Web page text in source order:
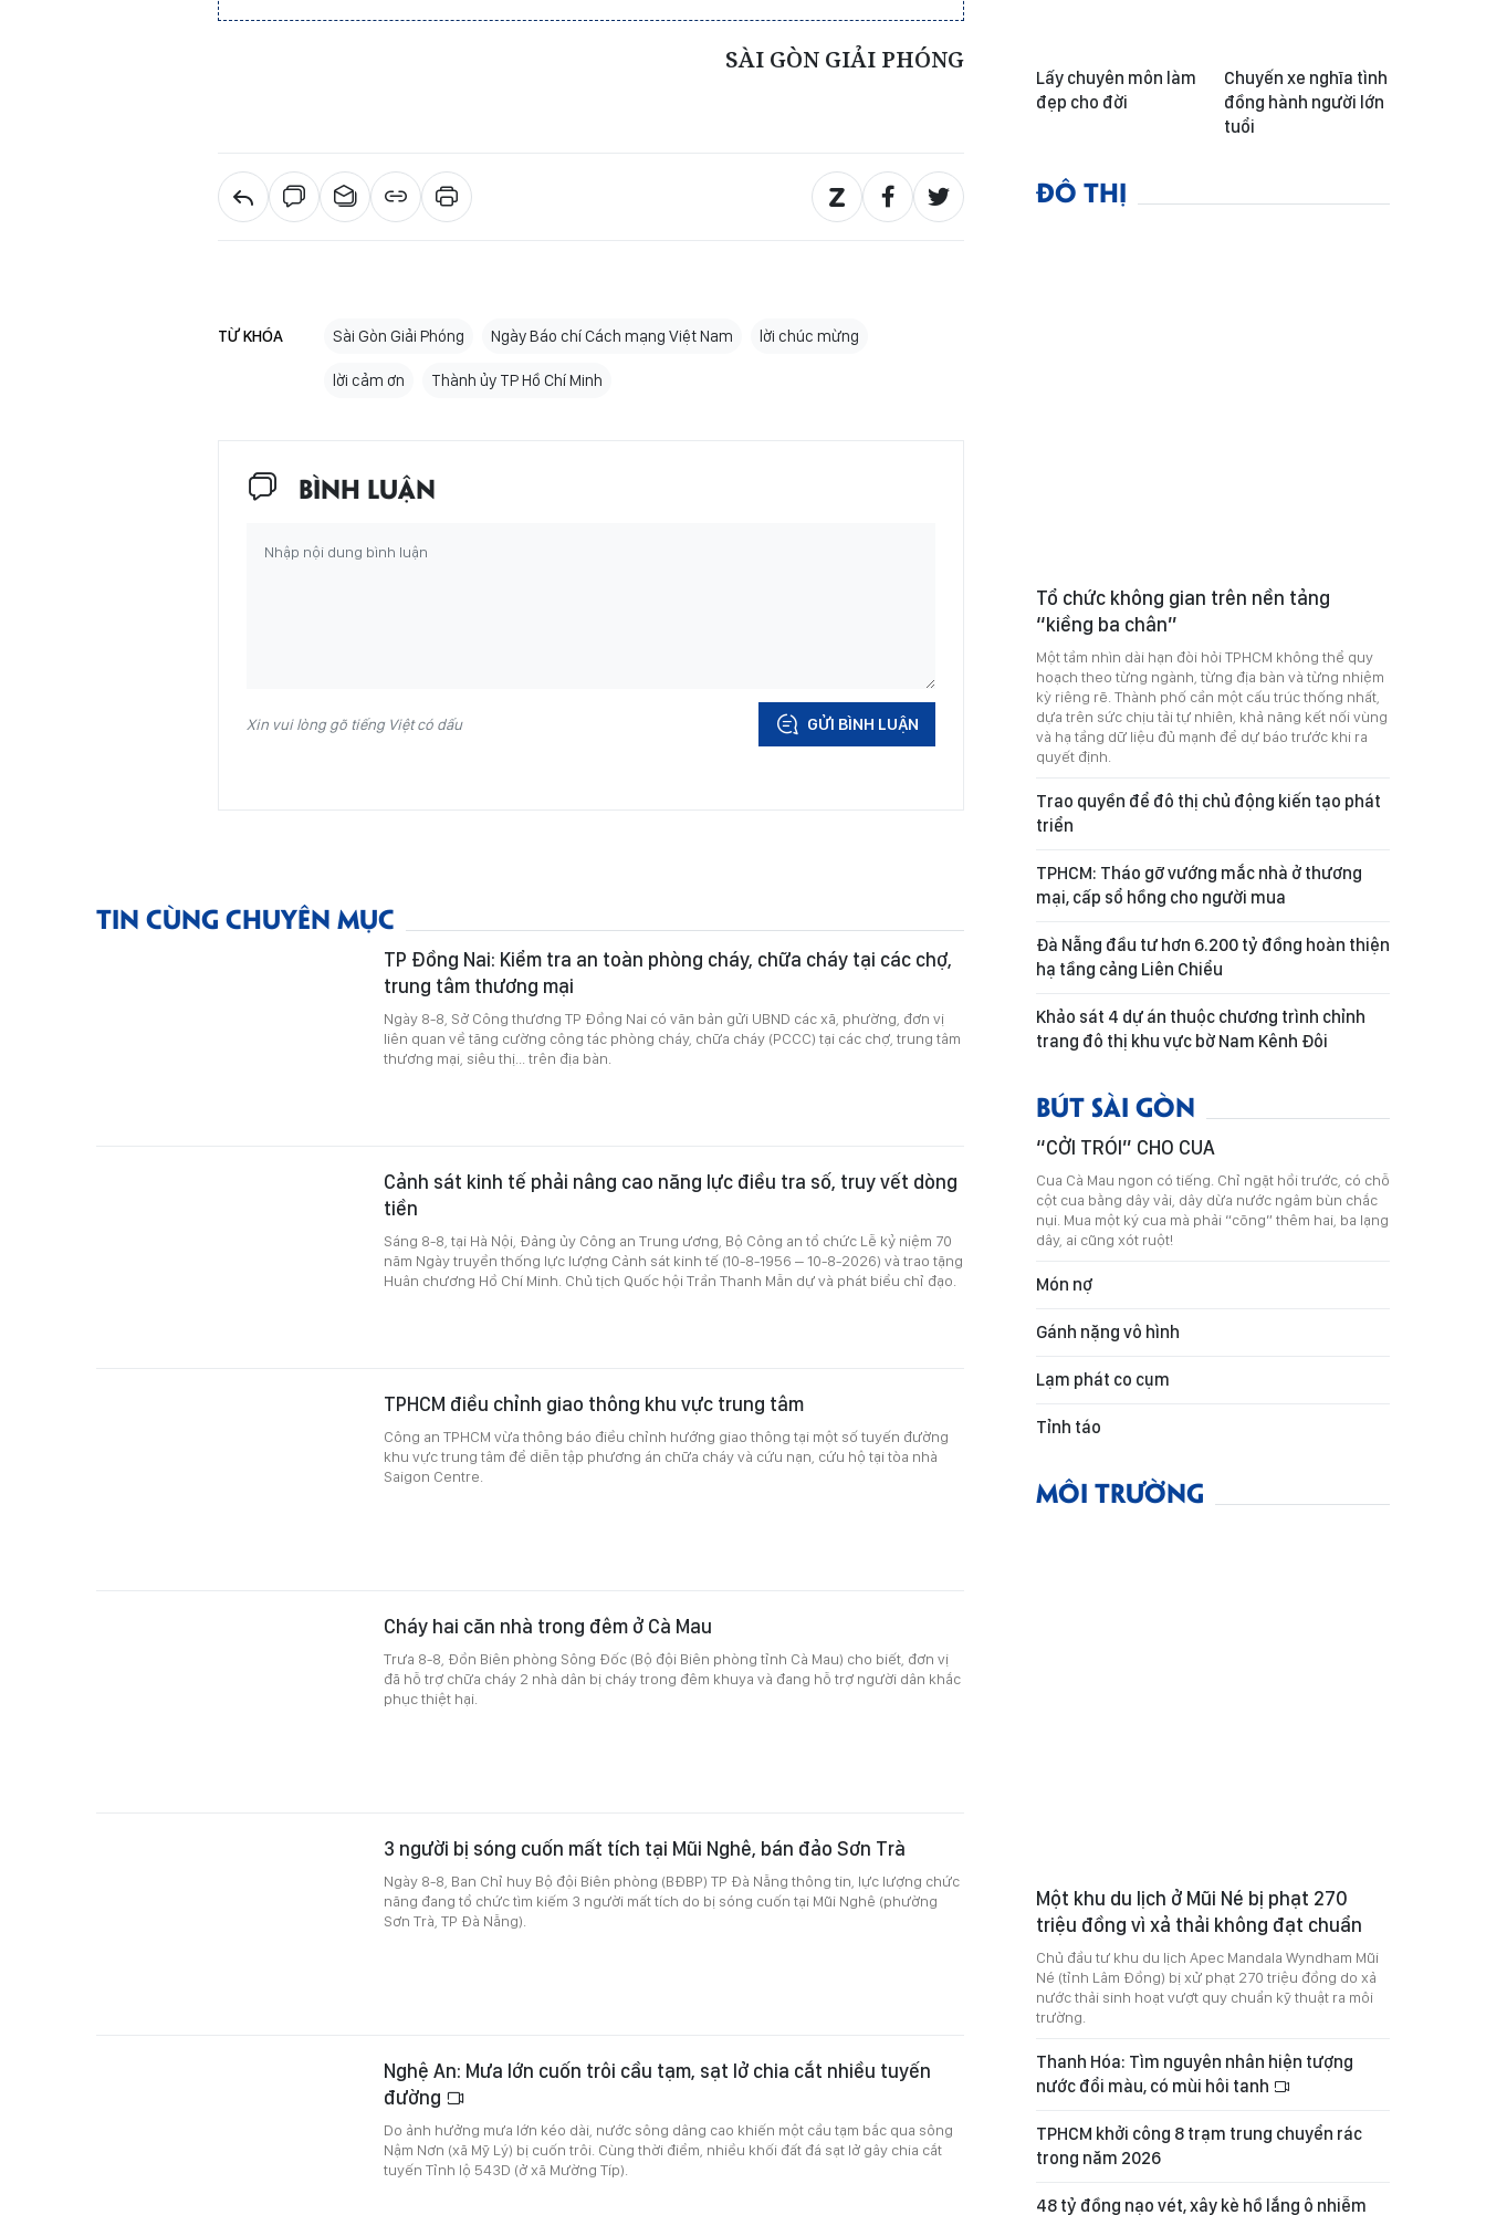
SÀI GÒN GIẢI PHÓNG
TỪ KHÓA Sài Gòn Giải Phóng Ngày Báo chí Cách mạng Việt Nam lời chúc mừng
lời cảm ơn Thành ủy TP Hồ Chí Minh
BÌNH LUẬN
Xin vui lòng gõ tiếng Việt có dấu GỬI BÌNH LUẬN
TIN CÙNG CHUYÊN MỤC
TP Đồng Nai: Kiểm tra an toàn phòng cháy, chữa cháy tại các chợ,
trung tâm thương mại
Ngày 8-8, Sở Công thương TP Đồng Nai có văn bản gửi UBND các xã, phường, đơn vị
liên quan về tăng cường công tác phòng cháy, chữa cháy (PCCC) tại các chợ, trung tâm
thương mại, siêu thị... trên địa bàn.
Cảnh sát kinh tế phải nâng cao năng lực điều tra số, truy vết dòng
tiền
Sáng 8-8, tại Hà Nội, Đảng ủy Công an Trung ương, Bộ Công an tổ chức Lễ kỷ niệm 70
năm Ngày truyền thống lực lượng Cảnh sát kinh tế (10-8-1956 – 10-8-2026) và trao tặng
Huân chương Hồ Chí Minh. Chủ tịch Quốc hội Trần Thanh Mẫn dự và phát biểu chỉ đạo.
TPHCM điều chỉnh giao thông khu vực trung tâm
Công an TPHCM vừa thông báo điều chỉnh hướng giao thông tại một số tuyến đường
khu vực trung tâm để diễn tập phương án chữa cháy và cứu nạn, cứu hộ tại tòa nhà
Saigon Centre.
Cháy hai căn nhà trong đêm ở Cà Mau
Trưa 8-8, Đồn Biên phòng Sông Đốc (Bộ đội Biên phòng tỉnh Cà Mau) cho biết, đơn vị
đã hỗ trợ chữa cháy 2 nhà dân bị cháy trong đêm khuya và đang hỗ trợ người dân khắc
phục thiệt hại.
3 người bị sóng cuốn mất tích tại Mũi Nghê, bán đảo Sơn Trà
Ngày 8-8, Ban Chỉ huy Bộ đội Biên phòng (BĐBP) TP Đà Nẵng thông tin, lực lượng chức
năng đang tổ chức tìm kiếm 3 người mất tích do bị sóng cuốn tại Mũi Nghê (phường
Sơn Trà, TP Đà Nẵng).
Nghệ An: Mưa lớn cuốn trôi cầu tạm, sạt lở chia cắt nhiều tuyến
đường
Do ảnh hưởng mưa lớn kéo dài, nước sông dâng cao khiến một cầu tạm bắc qua sông
Nậm Nơn (xã Mỹ Lý) bị cuốn trôi. Cùng thời điểm, nhiều khối đất đá sạt lở gây chia cắt
tuyến Tỉnh lộ 543D (ở xã Mường Típ).
Lấy chuyên môn làm
đẹp cho đời
Chuyến xe nghĩa tình
đồng hành người lớn
tuổi
ĐÔ THỊ
Tổ chức không gian trên nền tảng
“kiềng ba chân”
Một tầm nhìn dài hạn đòi hỏi TPHCM không thể quy
hoạch theo từng ngành, từng địa bàn và từng nhiệm
kỳ riêng rẽ. Thành phố cần một cấu trúc thống nhất,
dựa trên sức chịu tải tự nhiên, khả năng kết nối vùng
và hạ tầng dữ liệu đủ mạnh để dự báo trước khi ra
quyết định.
Trao quyền để đô thị chủ động kiến tạo phát
triển
TPHCM: Tháo gỡ vướng mắc nhà ở thương
mại, cấp sổ hồng cho người mua
Đà Nẵng đầu tư hơn 6.200 tỷ đồng hoàn thiện
hạ tầng cảng Liên Chiểu
Khảo sát 4 dự án thuộc chương trình chỉnh
trang đô thị khu vực bờ Nam Kênh Đôi
BÚT SÀI GÒN
“CỞI TRÓI” CHO CUA
Cua Cà Mau ngon có tiếng. Chỉ ngặt hồi trước, có chỗ
cột cua bằng dây vải, dây dừa nước ngâm bùn chắc
nụi. Mua một ký cua mà phải “cõng” thêm hai, ba lạng
dây, ai cũng xót ruột!
Món nợ
Gánh nặng vô hình
Lạm phát co cụm
Tỉnh táo
MÔI TRƯỜNG
Một khu du lịch ở Mũi Né bị phạt 270
triệu đồng vì xả thải không đạt chuẩn
Chủ đầu tư khu du lịch Apec Mandala Wyndham Mũi
Né (tỉnh Lâm Đồng) bị xử phạt 270 triệu đồng do xả
nước thải sinh hoạt vượt quy chuẩn kỹ thuật ra môi
trường.
Thanh Hóa: Tìm nguyên nhân hiện tượng
nước đổi màu, có mùi hôi tanh
TPHCM khởi công 8 trạm trung chuyển rác
trong năm 2026
48 tỷ đồng nạo vét, xây kè hồ lắng ô nhiễm